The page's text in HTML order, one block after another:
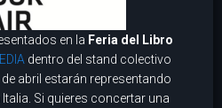
en la Feria del Libro
dentro del stand colectivo
abril estarán representando
Si quieres concertar una